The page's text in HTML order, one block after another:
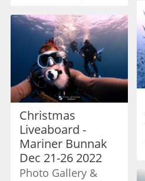
Christmas
Liveaboard -
Mariner Bunnak
Dec 21-26 2022
Photo Gallery &